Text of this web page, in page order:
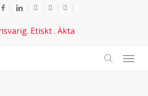
Facebook
länkadYoutubetelefon
e-
Etiskt . Äkta
Meny